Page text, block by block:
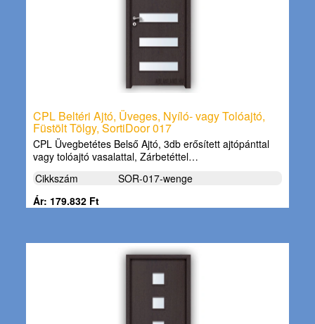
CPL Beltéri Ajtó, Üveges, Nyíló- vagy Tolóajtó,
Füstölt Tölgy, SortiDoor 017
CPL Üvegbetétes Belső Ajtó, 3db erősített ajtópánttal
vagy tolóajtó vasalattal, Zárbetéttel…
Cikkszám
SOR-017-wenge
Ár: 179.832 Ft